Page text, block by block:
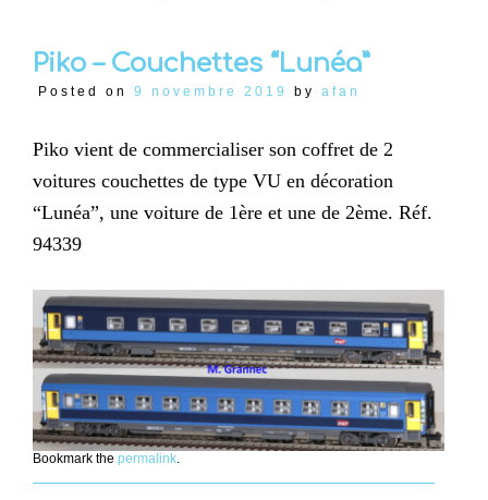
Piko – Couchettes “Lunéa”
Posted on 9 novembre 2019 by afan
Piko vient de commercialiser son coffret de 2
voitures couchettes de type VU en décoration
“Lunéa”, une voiture de 1ère et une de 2ème. Réf.
94339
Bookmark the permalink